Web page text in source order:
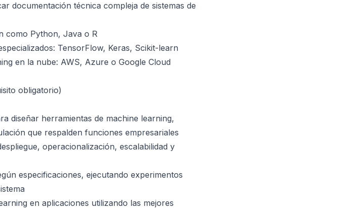
documentación técnica compleja de sistemas de
como Python, Java o R
TensorFlow, Keras, Scikit-learn
en la nube: AWS, Azure o Google Cloud
obligatorio)
diseñar herramientas de machine learning,
que respalden funciones empresariales
operacionalización, escalabilidad y
especificaciones, ejecutando experimentos
en aplicaciones utilizando las mejores